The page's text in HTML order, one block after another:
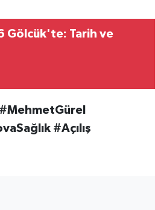
Gölcük'te: Tarih ve
#Açılış